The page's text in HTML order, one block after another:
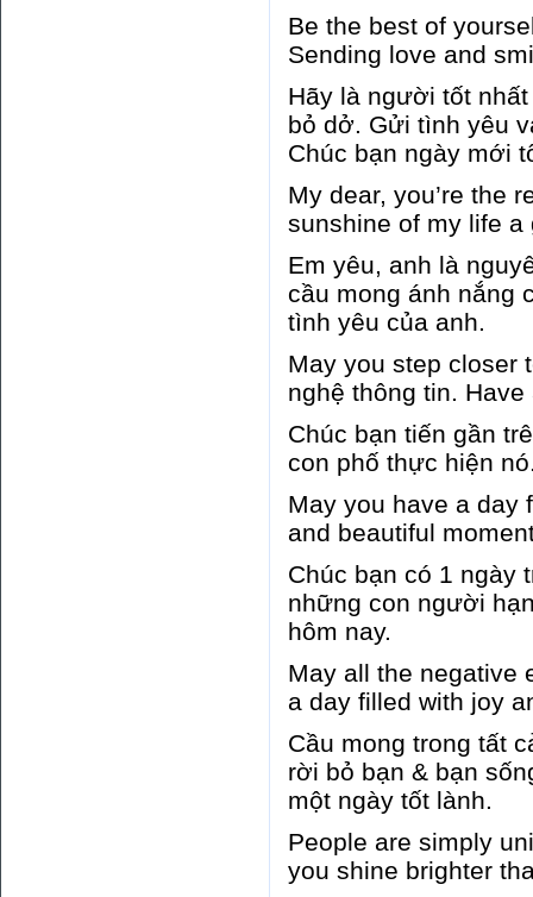
Be the best of
Sending love and
Hãy là người tốt
bỏ dở. Gửi tình yêu
Chúc bạn ngày mới
My dear, you’re the
sunshine of my life a
Em yêu, anh là
cầu mong ánh nắng
tình yêu của anh.
May you step closer
nghệ thông tin.
Chúc bạn tiến gần
con phố thực hiện
May you have a day
and beautiful
Chúc bạn có 1 ngày
những con người
hôm nay.
May all the negative
a day filled with joy
Cầu mong trong tất
rời bỏ bạn & bạn
một ngày tốt lành.
People are simply
you shine brighter